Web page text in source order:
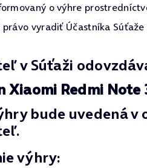
o výhre
vyradiť Účastníka
v Súťaži
Xiaomi Redmi Note
bude uvedená
výhry: